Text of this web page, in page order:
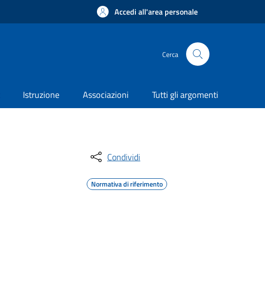
Accedi all'area personale
Cerca
Istruzione Associazioni Tutti gli argomenti
Condividi
Normativa di riferimento